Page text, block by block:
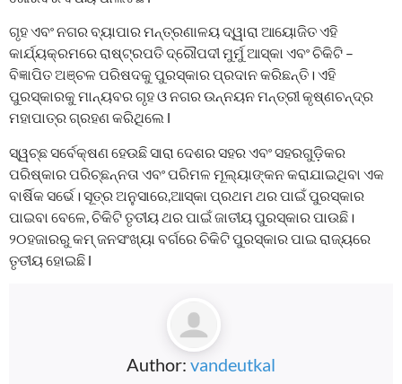
ଗୃହ ଏବଂ ନଗର ବ୍ୟାପାର ମନ୍ତ୍ରଣାଳୟ ଦ୍ୱାରା ଆୟୋଜିତ ଏହି
କାର୍ଯ୍ୟକ୍ରମରେ ରାଷ୍ଟ୍ରପତି ଦ୍ରୌପଦୀ ମୁର୍ମୁ ଆସ୍କା ଏବଂ ଚିକିଟି –
ବିଜ୍ଞାପିତ ଅଞ୍ଚଳ ପରିଷଦକୁ ପୁରସ୍କାର ପ୍ରଦାନ କରିଛନ୍ତି। ଏହି
ପୁରସ୍କାରକୁ ମାନ୍ୟବର ଗୃହ ଓ ନଗର ଉନ୍ନୟନ ମନ୍ତ୍ରୀ କୃଷ୍ଣଚନ୍ଦ୍ର
ମହାପାତ୍ର ଗ୍ରହଣ କରିଥିଲେ l
ସ୍ୱଚ୍ଛ ସର୍ବେକ୍ଷଣ ହେଉଛି ସାରା ଦେଶର ସହର ଏବଂ ସହରଗୁଡ଼ିକର
ପରିଷ୍କାର ପରିଚ୍ଛନ୍ନତା ଏବଂ ପରିମଳ ମୂଲ୍ୟାଙ୍କନ କରାଯାଇଥିବା ଏକ
ବାର୍ଷିକ ସର୍ଭେ। ସୂତ୍ର ଅନୁସାରେ,ଆସ୍କା ପ୍ରଥମ ଥର ପାଇଁ ପୁରସ୍କାର
ପାଇବା ବେଳେ, ଚିକିଟି ତୃତୀୟ ଥର ପାଇଁ ଜାତୀୟ ପୁରସ୍କାର ପାଉଛି।
୨୦ହଜାରରୁ କମ୍ ଜନସଂଖ୍ୟା ବର୍ଗରେ ଚିକିଟି ପୁରସ୍କାର ପାଇ ରାଜ୍ୟରେ
ତୃତୀୟ ହୋଇଛି l
Author: vandeutkal